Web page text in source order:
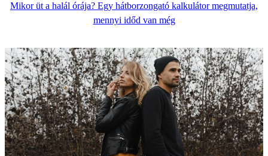
Mikor üt a halál órája? Egy hátborzongató kalkulátor megmutatja,
mennyi időd van még